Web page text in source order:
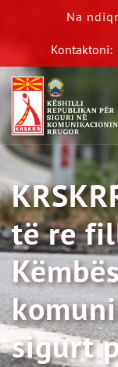
Na
Kontaktoni:
të re
sigurt